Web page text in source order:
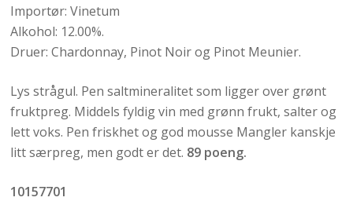
Importør: Vinetum
Alkohol: 12.00%.
Druer: Chardonnay, Pinot Noir og Pinot Meunier.
Lys strågul. Pen saltmineralitet som ligger over grønt
fruktpreg. Middels fyldig vin med grønn frukt, salter og
lett voks. Pen friskhet og god mousse Mangler kanskje
litt særpreg, men godt er det. 89 poeng.
10157701